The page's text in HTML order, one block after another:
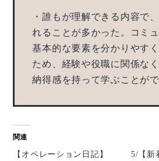
・誰もが理解できる内容で
れることが多かった。コミ
基本的な要素を分かりやす
ため、経験や役職に関係な
納得感を持って学ぶことがで
関連
【オペレーション日記】
5/【新